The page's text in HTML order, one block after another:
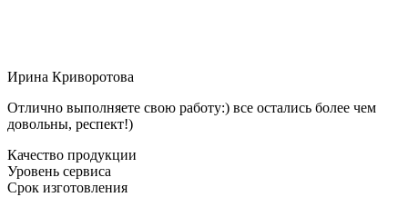
Ирина Криворотова
Отлично выполняете свою работу:) все остались более чем
довольны, респект!)
Качество продукции
Уровень сервиса
Срок изготовления